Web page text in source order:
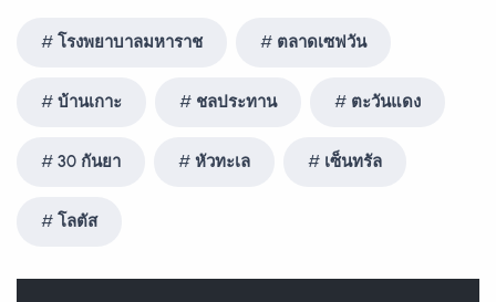
โรงพยาบาลมหาราช ตลาดเซฟวัน
บ้านเกาะ ชลประทาน ตะวันแดง
30 กันยา หัวทะเล เซ็นทรัล
โลตัส